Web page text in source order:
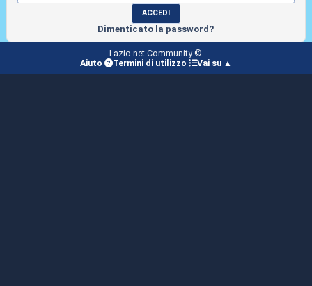
Dimenticato la password?
Lazio.net Community ©
Aiuto
Termini di utilizzo Vai su ▲